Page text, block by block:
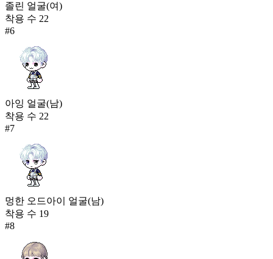
졸린 얼굴(여)
착용 수 22
#6
아잉 얼굴(남)
착용 수 22
#7
멍한 오드아이 얼굴(남)
착용 수 19
#8